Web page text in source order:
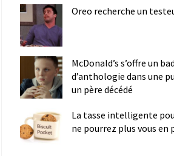
Oreo recherche un
McDonald’s s’offre un
d’anthologie dans une
un père décédé
La tasse intelligente
ne pourrez plus vous en